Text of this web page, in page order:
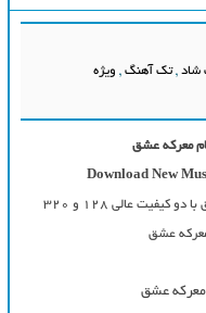
شاد,تک آهنگ, ویژه
معرکه عشق
Download New
عالی ۱۲۸ و ۳۲۰
عشق
معرکه عشق